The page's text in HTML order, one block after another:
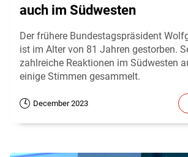
auch im Südwesten
Der frühere Bundestagspräsident
ist im Alter von 81 Jahren gestorben.
zahlreiche Reaktionen im Südwesten
einige Stimmen gesammelt.
December 2023